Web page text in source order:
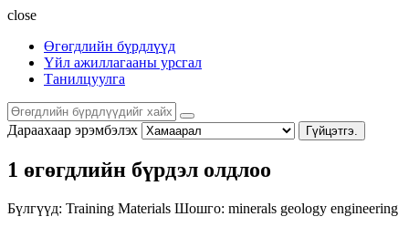
close
Өгөгдлийн бүрдлүүд
Үйл ажиллагааны урсгал
Танилцуулга
Дараахаар эрэмбэлэх Гүйцэтгэ.
1 өгөгдлийн бүрдэл олдлоо
Бүлгүүд: Training Materials Шошго: minerals geology engineering